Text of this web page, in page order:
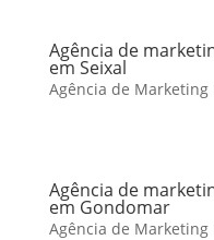
Agência de
em Seixal
Agência de
Agência de
em Gondomar
Agência de